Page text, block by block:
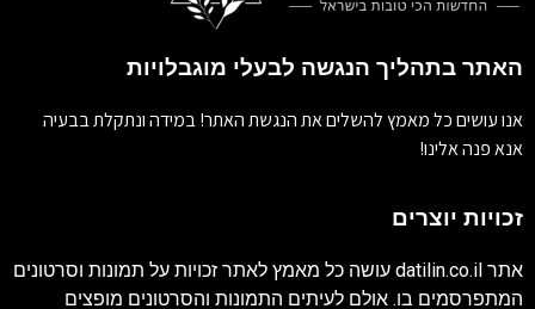
האתר בתהליך הנגשה לבעלי מוגבלויות
אנו עושים כל מאמץ להשלים את הנגשת האתר! במידה ונתקלת בבעיה
אנא פנה אלינו!
זכויות יוצרים
אתר datilin.co.il עושה כל מאמץ לאתר זכויות על תמונות וסרטונים
המתפרסמים בו. אולם לעיתים התמונות והסרטונים מופצים